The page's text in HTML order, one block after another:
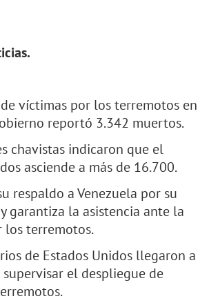
víctimas por los terremotos en
reportó 3.342 muertos.
chavistas indicaron que el
asciende a más de 16.700.
respaldo a Venezuela por su
garantiza la asistencia ante la
los terremotos.
de Estados Unidos llegaron a
el despliegue de